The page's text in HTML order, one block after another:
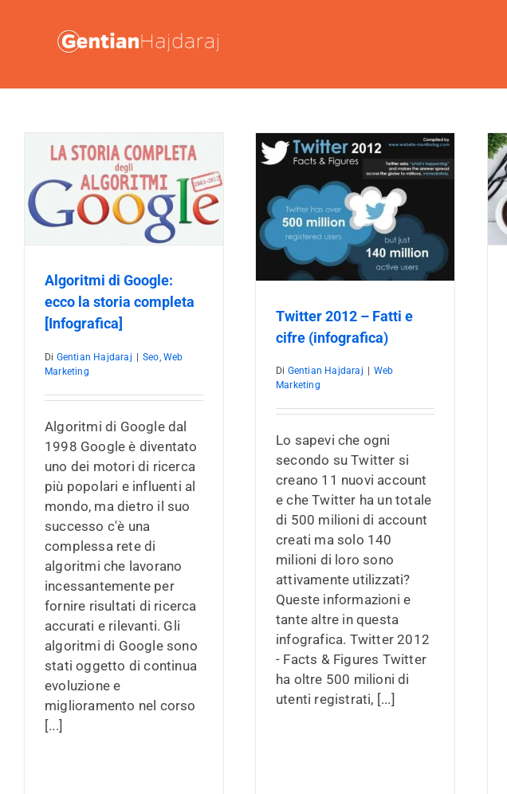
contenuto
Algoritmi di Google:
ecco la storia completa
[Infografica]
Di Gentian Hajdaraj Seo,Web
Marketing
Algoritmi di Google dal
1998 Google è diventato
uno dei motori di ricerca
più popolari e influenti al
mondo, ma dietro il suo
successo c'è una
complessa rete di
algoritmi che lavorano
incessantemente per
fornire risultati di ricerca
accurati e rilevanti. Gli
algoritmi di Google sono
stati oggetto di continua
evoluzione e
miglioramento nel corso
[...]
Twitter 2012 – Fatti e cifre
(infografica)
Web Marketing
Twitter 2012 – Fatti e
cifre (infografica)
Di Gentian Hajdaraj
Web
Marketing
Lo sapevi che ogni
secondo su Twitter si
creano 11 nuovi account
e che Twitter ha un totale
di 500 milioni di account
creati ma solo 140
milioni di loro sono
attivamente utilizzati?
Queste informazioni e
tante altre in questa
infografica. Twitter 2012
- Facts & Figures Twitter
ha oltre 500 milioni di
utenti registrati, [...]
La pubblicità su Facebook nel 2012
[Infografica]
SMM Web Marketing